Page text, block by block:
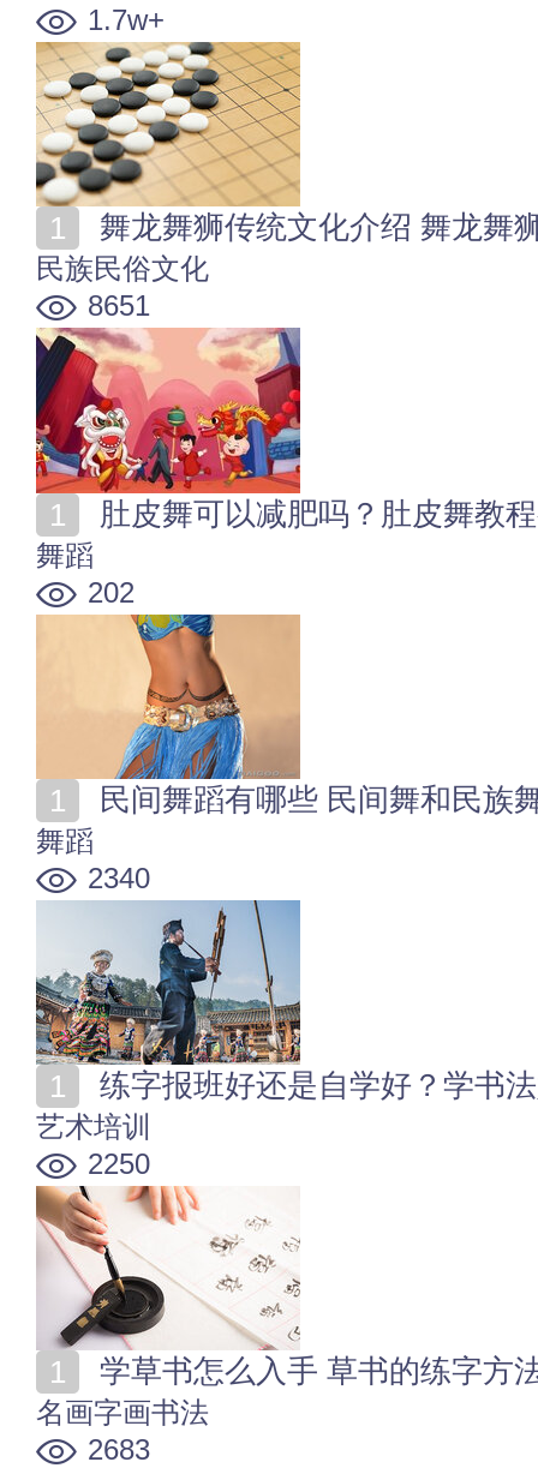
1.7w+
舞龙舞狮传统文化介绍 舞龙舞
民族民俗文化
8651
肚皮舞可以减肥吗？肚皮舞教
舞蹈
202
民间舞蹈有哪些 民间舞和民族
舞蹈
2340
练字报班好还是自学好？学书
艺术培训
2250
学草书怎么入手 草书的练字方
名画字画书法
2683